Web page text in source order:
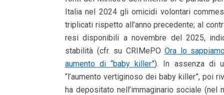
Italia nel 2024 gli omicidi volontari
triplicati rispetto all’anno precedente; al
resi disponibili a novembre del 2025,
stabilità (cfr. su CRIMePO Ora lo
aumento di “baby killer”). In assenza di
“l’aumento vertiginoso dei baby killer”, poi
ha depositato nell’immaginario sociale (nel